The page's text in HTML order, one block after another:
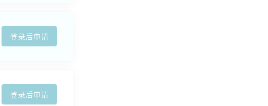
登录后申请
登录后申请